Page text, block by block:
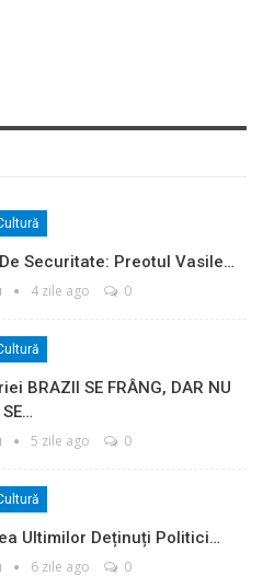
Securitate: Preotul Vasile…
4 zile ago 0
BRAZII SE FRÂNG, DAR NU
SE…
5 zile ago 0
Ultimilor Deținuți Politici…
6 zile ago 0